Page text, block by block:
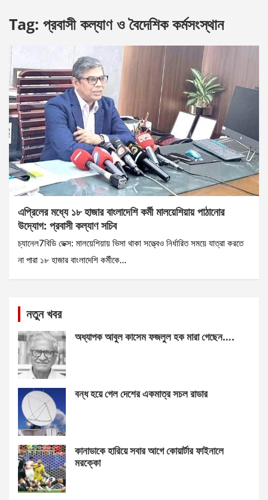
Tag: প্রবাসী কল্যাণ ও বৈদেশিক কর্মসংস্থান
এপ্রিলের মধ্যে ১৮ হাজার বাংলাদেশি কর্মী মালয়েশিয়ায় পাঠানোর
উদ্যোগ: প্রবাসী কল্যাণ সচিব
চ্যানেল7বিডি ডেক্স: মালয়েশিয়ায় ভিসা থাকা সত্ত্বেও নির্ধারিত সময়ে যাত্রা করতে
না পারা ১৮ হাজার বাংলাদেশি কর্মীকে…
নতুন খবর
অধ্যাপক আবুল কাসেম ফজলুল হক মারা গেছেন….
বন্ধ হয়ে গেল দেশের একমাত্র সচল রাডার
কানাডাকে হারিয়ে সবার আগে কোয়ার্টার ফাইনালে
মরক্কো